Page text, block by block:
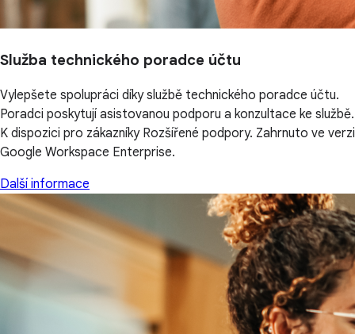
Služba technického poradce účtu
Vylepšete spolupráci díky službě technického poradce účtu.
Poradci poskytují asistovanou podporu a konzultace ke službě.
K dispozici pro zákazníky Rozšířené podpory. Zahrnuto ve verzi
Google Workspace Enterprise.
Další informace